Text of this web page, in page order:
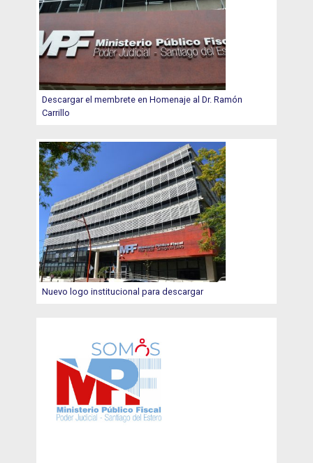
Descargar el membrete en Homenaje al Dr. Ramón
Carrillo
Nuevo logo institucional para descargar